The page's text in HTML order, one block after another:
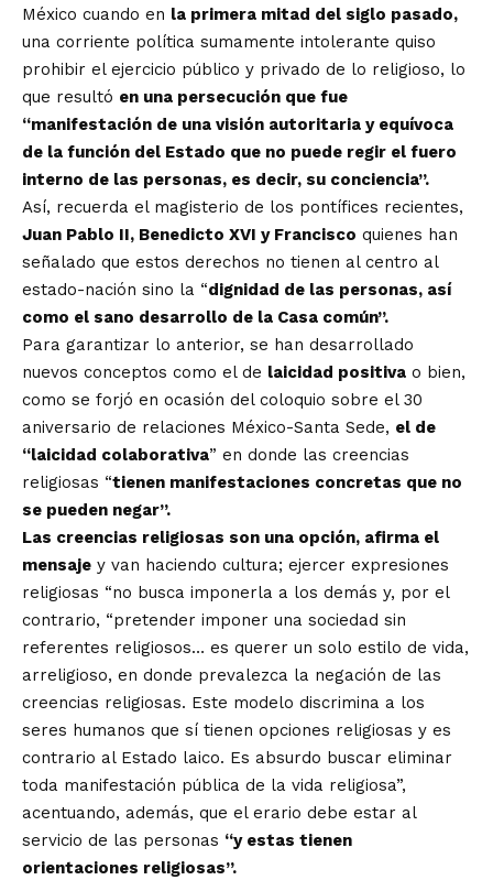
México cuando en la primera mitad del siglo pasado,
una corriente política sumamente intolerante quiso
prohibir el ejercicio público y privado de lo religioso, lo
que resultó en una persecución que fue
“manifestación de una visión autoritaria y equívoca
de la función del Estado que no puede regir el fuero
interno de las personas, es decir, su conciencia”.
Así, recuerda el magisterio de los pontífices recientes,
Juan Pablo II, Benedicto XVI y Francisco quienes han
señalado que estos derechos no tienen al centro al
estado-nación sino la “dignidad de las personas, así
como el sano desarrollo de la Casa común”.
Para garantizar lo anterior, se han desarrollado
nuevos conceptos como el de laicidad positiva o bien,
como se forjó en ocasión del coloquio sobre el 30
aniversario de relaciones México-Santa Sede, el de
“laicidad colaborativa” en donde las creencias
religiosas “tienen manifestaciones concretas que no
se pueden negar”.
Las creencias religiosas son una opción, afirma el
mensaje y van haciendo cultura; ejercer expresiones
religiosas “no busca imponerla a los demás y, por el
contrario, “pretender imponer una sociedad sin
referentes religiosos… es querer un solo estilo de vida,
arreligioso, en donde prevalezca la negación de las
creencias religiosas. Este modelo discrimina a los
seres humanos que sí tienen opciones religiosas y es
contrario al Estado laico. Es absurdo buscar eliminar
toda manifestación pública de la vida religiosa”,
acentuando, además, que el erario debe estar al
servicio de las personas “y estas tienen
orientaciones religiosas”.